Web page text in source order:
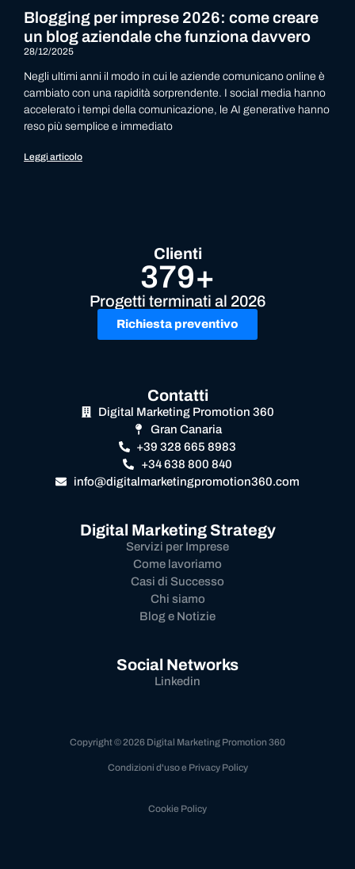
Blogging per imprese 2026: come creare
un blog aziendale che funziona davvero
28/12/2025
Negli ultimi anni il modo in cui le aziende comunicano online è
cambiato con una rapidità sorprendente. I social media hanno
accelerato i tempi della comunicazione, le AI generative hanno
reso più semplice e immediato
Leggi articolo
Clienti
379+
Progetti terminati al 2026
Richiesta preventivo
Contatti
Digital Marketing Promotion 360
Gran Canaria
+39 328 665 8983
+34 638 800 840
info@digitalmarketingpromotion360.com
Digital Marketing Strategy
Servizi per Imprese
Come lavoriamo
Casi di Successo
Chi siamo
Blog e Notizie
Social Networks
Linkedin
Copyright © 2026 Digital Marketing Promotion 360
Condizioni d'uso e Privacy Policy
Cookie Policy